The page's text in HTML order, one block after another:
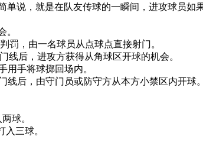
单说，就是在队友传球的一瞬间，进攻球员如
。
罚，由一名球员从点球点直接射门。
线后，进攻方获得从角球区开球的机会。
用手将球掷回场内。
线后，由守门员或防守方从本方小禁区内开球。
球。
三球。